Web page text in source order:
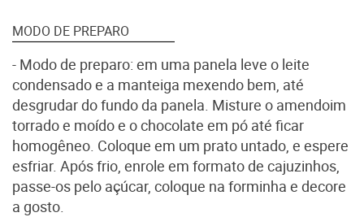
MODO DE PREPARO
- Modo de preparo: em uma panela leve o leite
condensado e a manteiga mexendo bem, até
desgrudar do fundo da panela. Misture o amendoim
torrado e moído e o chocolate em pó até ficar
homogêneo. Coloque em um prato untado, e espere
esfriar. Após frio, enrole em formato de cajuzinhos,
passe-os pelo açúcar, coloque na forminha e decore
a gosto.